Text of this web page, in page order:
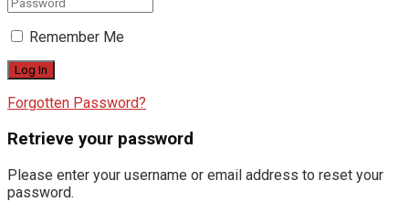
Remember Me
Forgotten Password?
Retrieve your password
Please enter your username or email address to reset your
password.